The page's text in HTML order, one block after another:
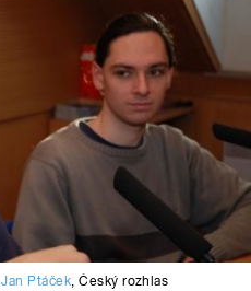
Jan Ptáček,Český rozhlas